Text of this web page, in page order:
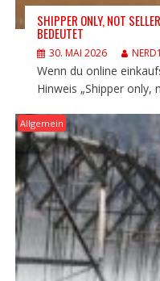
SHIPPER ONLY, NOT
BEDEUTET
30. MAI 2026 NERD1
Wenn du online
Hinweis „Shipper only,
Allgemein